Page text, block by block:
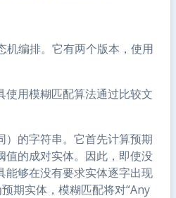
编排。它有两个版本，使用
使用模糊匹配算法通过比较文
的字符串。它首先计算预期
值的成对实体。因此，即使没
能够在没有要求实体逐字出现
期实体，模糊匹配将对“Any